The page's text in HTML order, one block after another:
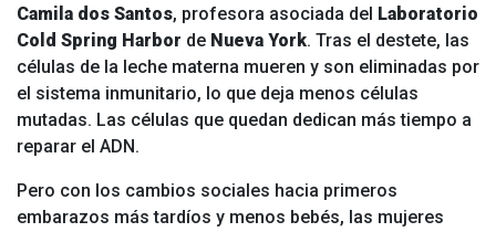
Camila dos Santos, profesora asociada del Laboratorio
Cold Spring Harbor de Nueva York. Tras el destete, las
células de la leche materna mueren y son eliminadas por
el sistema inmunitario, lo que deja menos células
mutadas. Las células que quedan dedican más tiempo a
reparar el ADN.
Pero con los cambios sociales hacia primeros
embarazos más tardíos y menos bebés, las mujeres